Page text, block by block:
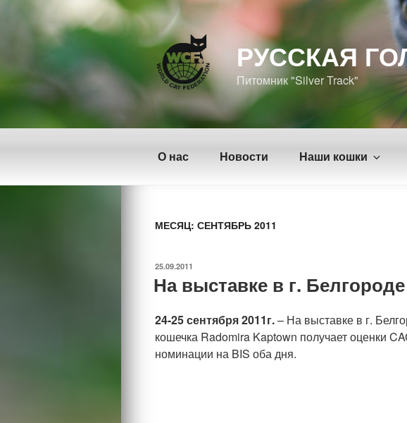
содержимому
РУССКАЯ
Питомник "Silver Track"
О нас Новости Наши кошки
МЕСЯЦ: СЕНТЯБРЬ 2011
ОПУБЛИКОВАНО
25.09.2011
На выставке в г. Белгороде
24-25 сентября 2011г.– На выставке в г.
кошечка Radomira Kaptown получает оценки
номинации на BIS оба дня.